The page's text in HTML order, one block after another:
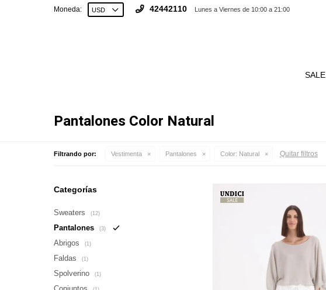
SALE
42442110 Lunes a Viernes de 10:00 a 21:00
Moneda:
Pantalones Color Natural
Filtrando por: Vestimenta Pantalones Color: Natural Quitar filtros
Categorías
Sweaters (12)
Pantalones (3)
Abrigos (1)
Faldas (1)
Spolverino (1)